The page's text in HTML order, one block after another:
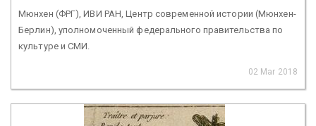
Мюнхен (ФРГ), ИВИ РАН, Центр современной истории (Мюнхен-
Берлин), уполномоченный федерального правительства по
культуре и СМИ.
02 Mar 2018